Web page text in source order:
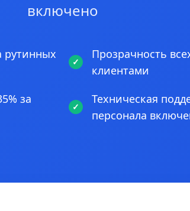
включено
рутинных
Прозрачность
клиентами
за
Техническая
персонала